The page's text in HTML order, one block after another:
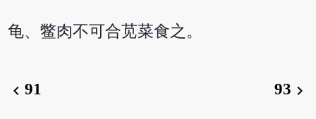
龟、鳖肉不可合苋菜食之。
chevron_left91 93 chevron_right